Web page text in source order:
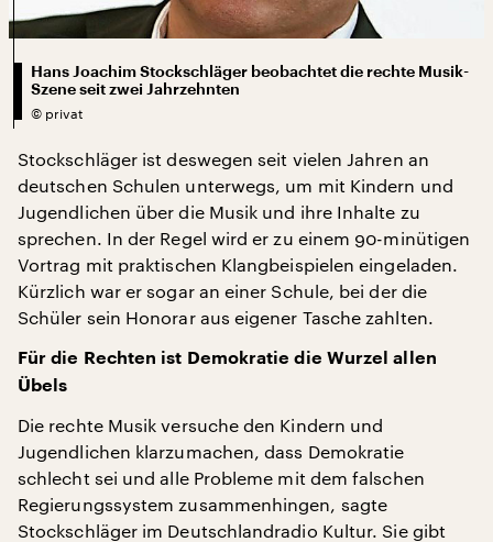
Hans Joachim Stockschläger beobachtet die rechte Musik-
Szene seit zwei Jahrzehnten
© privat
Stockschläger ist deswegen seit vielen Jahren an
deutschen Schulen unterwegs, um mit Kindern und
Jugendlichen über die Musik und ihre Inhalte zu
sprechen. In der Regel wird er zu einem 90-minütigen
Vortrag mit praktischen Klangbeispielen eingeladen.
Kürzlich war er sogar an einer Schule, bei der die
Schüler sein Honorar aus eigener Tasche zahlten.
Für die Rechten ist Demokratie die Wurzel allen
Übels
Die rechte Musik versuche den Kindern und
Jugendlichen klarzumachen, dass Demokratie
schlecht sei und alle Probleme mit dem falschen
Regierungssystem zusammenhingen, sagte
Stockschläger im Deutschlandradio Kultur. Sie gibt